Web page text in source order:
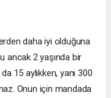
daha iyi olduğuna
ancak 2 yaşında bir
15 aylıkken, yani 300
Onun için mandada